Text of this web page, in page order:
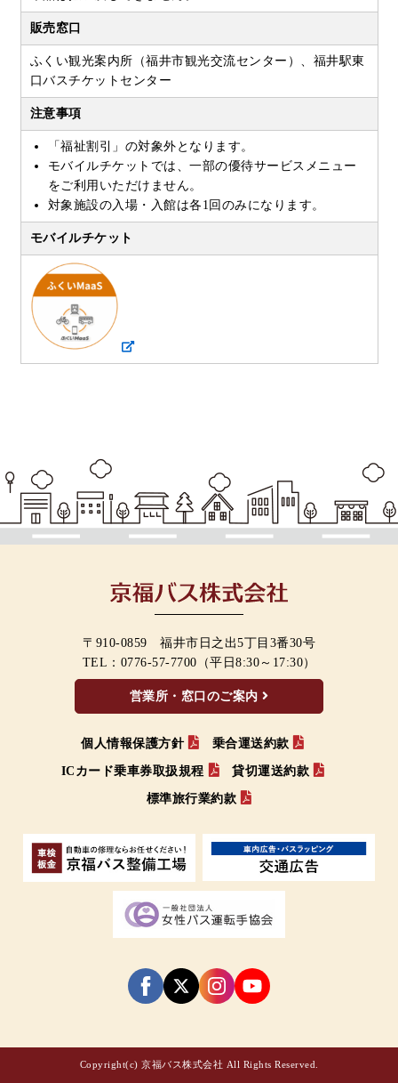
販売窓口
ふくい観光案内所（福井市観光交流センター）、福井駅東
口バスチケットセンター
注意事項
「福祉割引」の対象外となります。
モバイルチケットでは、一部の優待サービスメニュー
をご利用いただけません。
対象施設の入場・入館は各1回のみになります。
モバイルチケット
〒910-0859 福井市日之出5丁目3番30号
TEL： 0776-57-7700 （平日8:30～17:30）
営業所・窓口のご案内
個人情報保護方針 乗合運送約款
ICカード乗車券取扱規程 貸切運送約款
標準旅行業約款
Copyright(c) 京福バス株式会社 All Rights Reserved.